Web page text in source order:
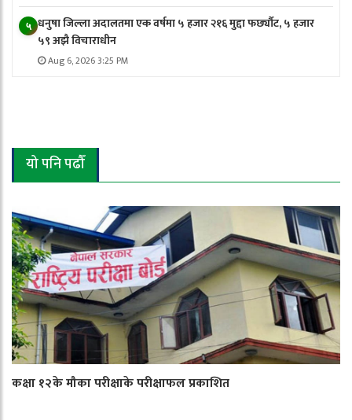
५ धनुषा जिल्ला अदालतमा एक वर्षमा ५ हजार २१६ मुद्दा फर्छ्यौट, ५ हजार
५९ अझै विचाराधीन
Aug 6, 2026 3:25 PM
यो पनि पढौँ
कक्षा १२के मौका परीक्षाके परीक्षाफल प्रकाशित